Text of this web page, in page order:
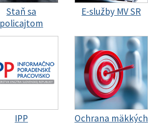
Staň sa
policajtom
E-služby MV SR
IPP
Ochrana mäkkých